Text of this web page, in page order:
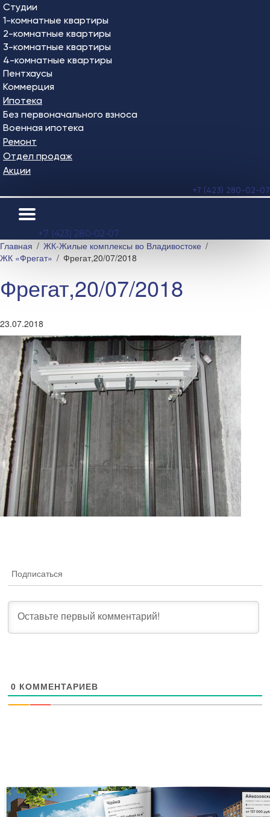
Студии
1-комнатные квартиры
2-комнатные квартиры
3-комнатные квартиры
4-комнатные квартиры
Пентхаусы
Коммерция
Ипотека
Без первоначального взноса
Военная ипотека
Ремонт
Отдел продаж
Акции
+7 (423) 280-02-07
+7 (423) 280-02-07
Главная
ЖК-Жилые комплексы во Владивостоке
ЖК «Фрегат»
Фрегат,20/07/2018
Фрегат,20/07/2018
23.07.2018
Подписаться
0 КОММЕНТАРИЕВ